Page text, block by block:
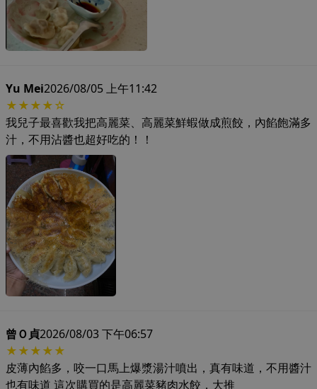
Yu Mei2026/08/05 上午11:42
★★★★☆
我兒子最喜歡我把高麗菜、高麗菜鮮蝦做成煎餃，內餡飽滿多
汁，不用沾醬也超好吃的！！
曾Ｏ貞2026/08/03 下午06:57
★★★★★
皮薄內餡多，咬一口馬上爆漿湯汁噴出，真有味道，不用醬汁
也有味道 這次購買的是高麗菜豬肉水餃，大推